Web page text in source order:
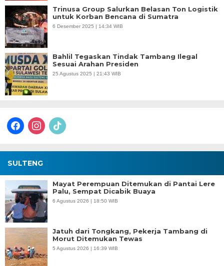
Trinusa Group Salurkan Belasan Ton Logistik
untuk Korban Bencana di Sumatra
6 Desember 2025 | 14:34 WIB
Bahlil Tegaskan Tindak Tambang Ilegal
Sesuai Arahan Presiden
25 Agustus 2025 | 21:43 WIB
facebookinstagram
tiktok
SULTENG
Mayat Perempuan Ditemukan di Pantai Lere
Palu, Sempat Dicabik Buaya
6 Agustus 2026 | 18:50 WIB
Jatuh dari Tongkang, Pekerja Tambang di
Morut Ditemukan Tewas
5 Agustus 2026 | 16:39 WIB